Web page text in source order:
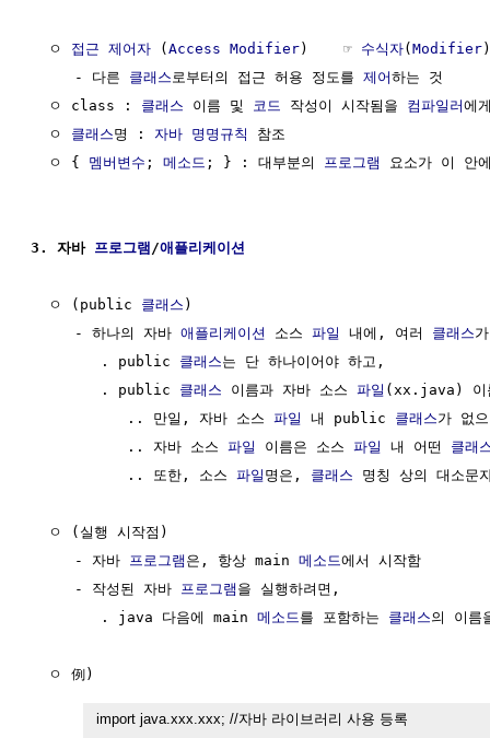
  ㅇ
접근 제어자 (Access Modifier)    ☞ 수식자(Modifier
     - 다른
클래스 로부터의 접근 허용 정도를 제어하는 것
  ㅇ class :
클래스 이름 및 코드 작성이 시작됨을 컴파일러에
  ㅇ
클래스명 : 자바 명명규칙
참조
  ㅇ {
멤버변수 ; 메소드 ; } : 대부분의 프로그램 요소가 이 안
3. 자바 프로그램 /애플리케이션
  ㅇ (public
클래스 )
     - 하나의 자바
애플리케이션 소스 파일 내에, 여러 클래스
        . public
클래스는 단 하나이어야 하고,
        . public
클래스 이름과 자바 소스 파일 (xx.java) 이
           .. 만일, 자바 소스
파일 내 public 클래스가 없
           .. 자바 소스
파일 이름은 소스 파일 내 어떤 클래
           .. 또한, 소스
파일 명은, 클래스 명칭 상의 대소문
  ㅇ (실행 시작점)
     - 자바
프로그램 은, 항상 main 메소드에서 시작함
     - 작성된 자바
프로그램 을 실행하려면,
        . java 다음에 main
메소드 를 포함하는 클래스의 이름
  ㅇ 例)
import java.xxx.xxx; //자바 라이브러리 사용 등록